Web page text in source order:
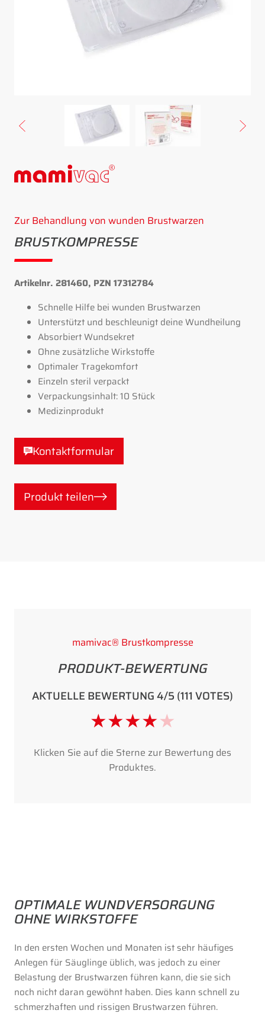
Zur Behandlung von wunden Brustwarzen
BRUSTKOMPRESSE
Artikelnr. 281460, PZN 17312784
Schnelle Hilfe bei wunden Brustwarzen
Unterstützt und beschleunigt deine Wundheilung
Absorbiert Wundsekret
Ohne zusätzliche Wirkstoffe
Optimaler Tragekomfort
Einzeln steril verpackt
Verpackungsinhalt: 10 Stück
Medizinprodukt
Kontaktformular
Produkt teilen
mamivac® Brustkompresse
PRODUKT-BEWERTUNG
AKTUELLE BEWERTUNG 4/5 (111 VOTES)
★
★
★
★
★
Klicken Sie auf die Sterne zur Bewertung des
Produktes.
OPTIMALE WUNDVERSORGUNG
OHNE WIRKSTOFFE
In den ersten Wochen und Monaten ist sehr häufiges
Anlegen für Säuglinge üblich, was jedoch zu einer
Belastung der Brustwarzen führen kann, die sie sich
noch nicht daran gewöhnt haben. Dies kann schnell zu
schmerzhaften und rissigen Brustwarzen führen.